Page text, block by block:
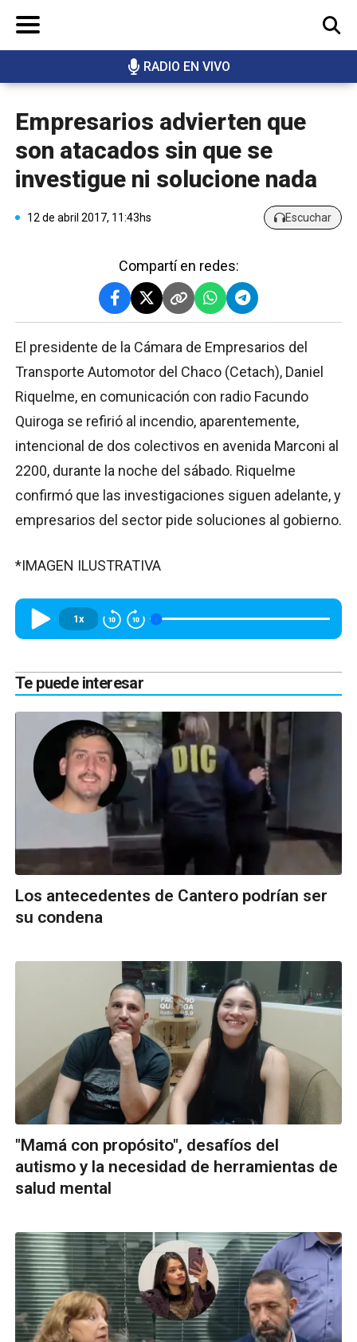
RADIO EN VIVO
BUSCAR
Empresarios advierten que
son atacados sin que se
investigue ni solucione nada
12 de abril 2017, 11:43hs Escuchar
Compartí en redes:
El presidente de la Cámara de Empresarios del
Transporte Automotor del Chaco (Cetach), Daniel
Riquelme, en comunicación con radio Facundo
Quiroga se refirió al incendio, aparentemente,
intencional de dos colectivos en avenida Marconi al
2200, durante la noche del sábado. Riquelme
confirmó que las investigaciones siguen adelante, y
empresarios del sector pide soluciones al gobierno.
*IMAGEN ILUSTRATIVA
1x
Te puede interesar
Los antecedentes de Cantero podrían ser
su condena
"Mamá con propósito", desafíos del
autismo y la necesidad de herramientas de
salud mental